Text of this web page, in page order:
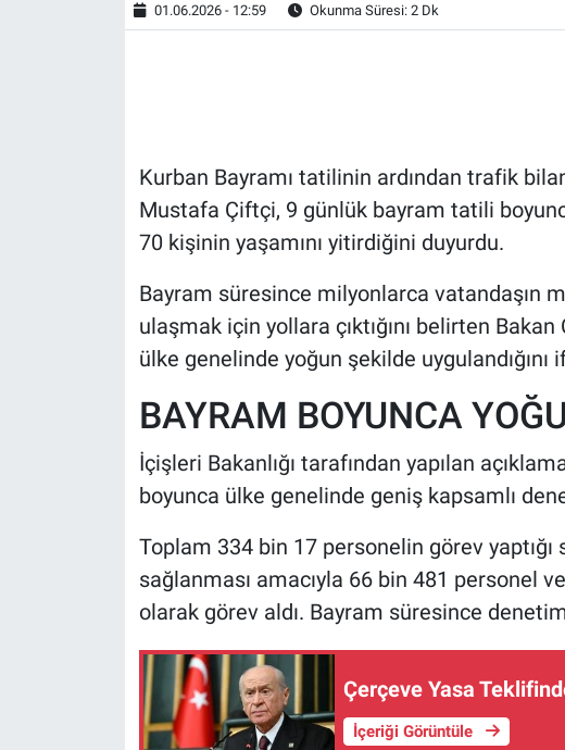
01.06.2026 - 12:59 Okunma Süresi: 2 Dk
Kurban Bayramı tatilinin ardından trafik
Mustafa Çiftçi, 9 günlük bayram tatili
70 kişinin yaşamını yitirdiğini duyurdu.
Bayram süresince milyonlarca vatandaşın
ulaşmak için yollara çıktığını belirten
ülke genelinde yoğun şekilde uygulandığını
BAYRAM BOYUNCA
İçişleri Bakanlığı tarafından yapılan
boyunca ülke genelinde geniş kapsamlı
Toplam 334 bin 17 personelin görev
sağlanması amacıyla 66 bin 481 personel
olarak görev aldı. Bayram süresince
Çerçeve Yasa
İçeriği Görüntüle
MAGAZİN
Bilim, Teknoloji